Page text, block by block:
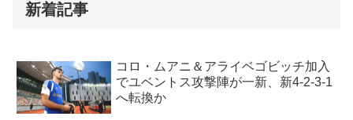
新着記事
コロ・ムアニ＆アライベゴビッチ加入
でユベントス攻撃陣が一新、新4-2-3-1
へ転換か